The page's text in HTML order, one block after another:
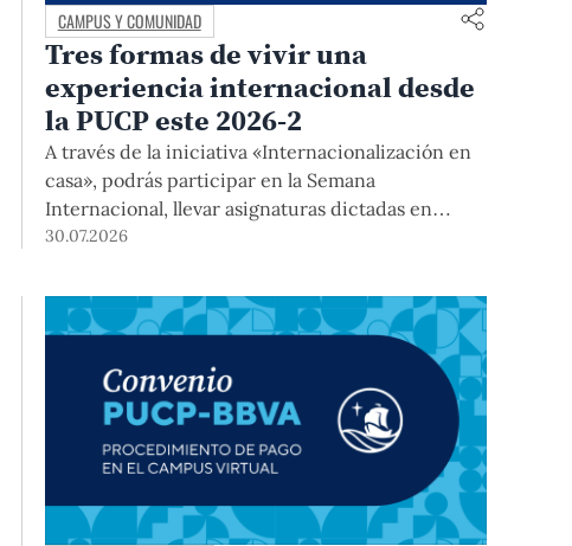
CAMPUS Y COMUNIDAD
Tres formas de vivir una
experiencia internacional desde
la PUCP este 2026-2
A través de la iniciativa «Internacionalización en
casa», podrás participar en la Semana
Internacional, llevar asignaturas dictadas en
inglés, y acceder a módulos COIL junto con
extranjeras. La inscripción se realizará del 4 al 6
de agosto mediante el Campus Virtual, durante la
30.07.2026